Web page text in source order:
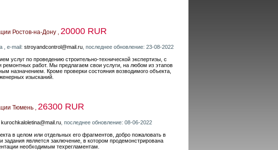
Ростов-на-Дону , 20000 RUR
, e-mail: stroyandcontrol@mail.ru , последнее обновление: 23-08-2022
услуг по проведению строительно-технической экспертизы, с
работ. Мы предлагаем свои услуги, на любом из этапов
назначением. Кроме проверки состояния возводимого объекта,
изысканий.
Тюмень , 26300 RUR
kurochkaloletina@mail.ru , последнее обновление: 08-06-2022
в целом или отдельных его фрагментов, добро пожаловать в
является заключение, в котором продемонстрирована
необходимым техрегламентам.